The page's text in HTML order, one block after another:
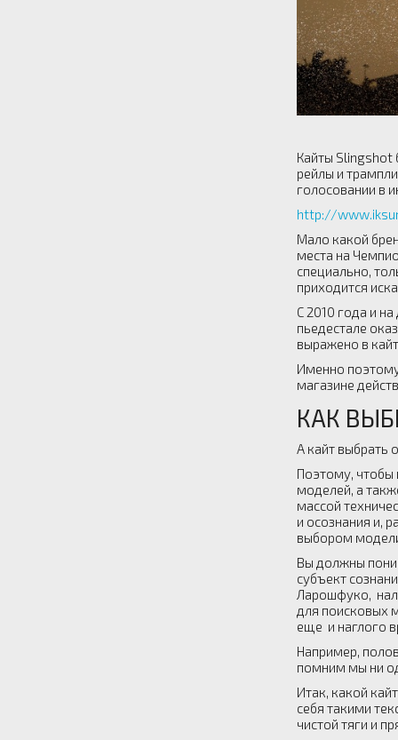
Кайты Slingshot
рейлы и
голосовании в
http://
Мало какой
места на
специально,
приходится
С 2010 года и
пьедестале
выражено в
Именно
магазине
КАК
А кайт выбрать
Поэтому, чтобы
моделей, а
массой
и осознания и,
выбором
Вы должны
субъект
Ларошфуко,
для поисковых
еще и наглого
Например,
помним мы ни
Итак, какой
себя такими
чистой тяги и